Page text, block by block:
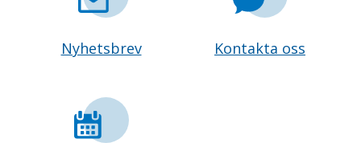
Nyhetsbrev Kontakta oss